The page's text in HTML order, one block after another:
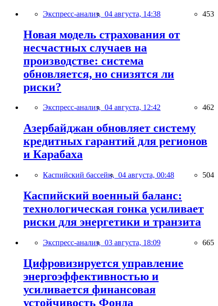
Экспресс-анализ, 04 августа, 14:38 453
Новая модель страхования от
несчастных случаев на
производстве: система
обновляется, но снизятся ли
риски?
Экспресс-анализ, 04 августа, 12:42 462
Азербайджан обновляет систему
кредитных гарантий для регионов
и Карабаха
Каспийский бассейн, 04 августа, 00:48 504
Каспийский военный баланс:
технологическая гонка усиливает
риски для энергетики и транзита
Экспресс-анализ, 03 августа, 18:09 665
Цифровизируется управление
энергоэффективностью и
усиливается финансовая
устойчивость Фонда